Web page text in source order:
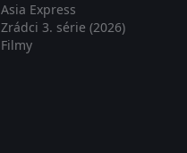
Asia Express
Zrádci 3. série (2026)
Filmy